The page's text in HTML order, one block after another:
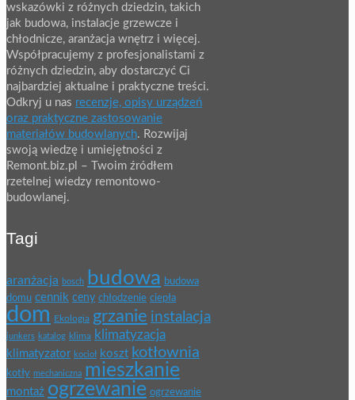
wskazówki z różnych dziedzin, takich
jak budowa, instalacje grzewcze i
chłodnicze, aranżacja wnętrz i więcej.
Współpracujemy z profesjonalistami z
różnych dziedzin, aby dostarczyć Ci
najbardziej aktualne i praktyczne treści.
Odkryj u nas recenzje, opisy urządzeń
oraz praktyczne zastosowanie
materiałów budowlanych. Rozwijaj
swoją wiedzę i umiejętności z
Remont.biz.pl – Twoim źródłem
rzetelnej wiedzy remontowo-
budowlanej.
Tagi
aranżacja bosch budowa budowa
domu cennik ceny chłodzenie ciepła
dom Ekologia grzanie instalacja
junkers katalog klima klimatyzacja
klimatyzator kocioł koszt kotłownia
kotły mechaniczna mieszkanie
montaż ogrzewanie ogrzewanie